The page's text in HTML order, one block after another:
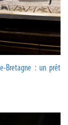
Bretagne : un prêt